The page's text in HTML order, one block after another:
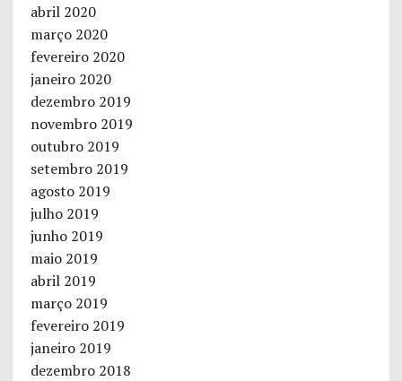
abril 2020
março 2020
fevereiro 2020
janeiro 2020
dezembro 2019
novembro 2019
outubro 2019
setembro 2019
agosto 2019
julho 2019
junho 2019
maio 2019
abril 2019
março 2019
fevereiro 2019
janeiro 2019
dezembro 2018